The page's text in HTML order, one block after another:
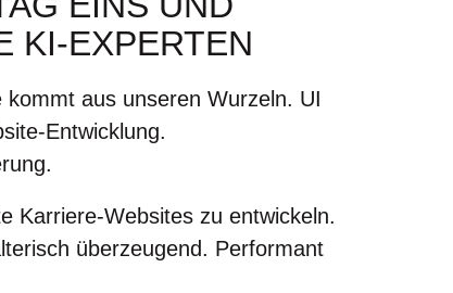
KI-EXPERTEN
kommt aus unseren Wurzeln. UI
Entwicklung.
Karriere-Websites zu entwickeln.
überzeugend. Performant